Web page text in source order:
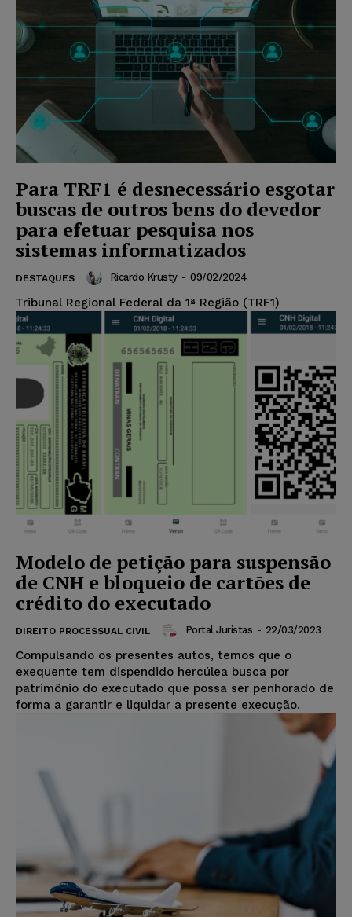
Para TRF1 é desnecessário esgotar
buscas de outros bens do devedor
para efetuar pesquisa nos
sistemas informatizados
DESTAQUES Ricardo Krusty - 09/02/2024
Tribunal Regional Federal da 1ª Região (TRF1)
Modelo de petição para suspensão
de CNH e bloqueio de cartões de
crédito do executado
DIREITO PROCESSUAL CIVIL Portal Juristas - 22/03/2023
Compulsando os presentes autos, temos que o
exequente tem dispendido hercúlea busca por
patrimônio do executado que possa ser penhorado de
forma a garantir e liquidar a presente execução.